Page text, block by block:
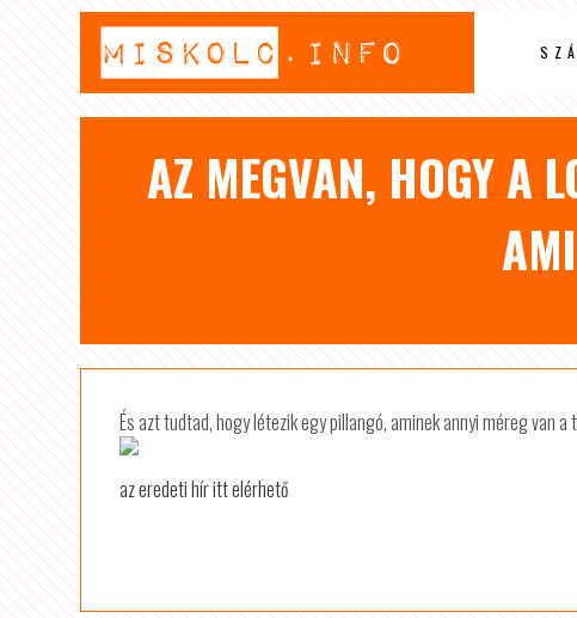
AZ MEGVAN, HOGY A
És azt tudtad, hogy létezik egy pillangó, aminek annyi méreg van
az eredeti hír itt elérhető